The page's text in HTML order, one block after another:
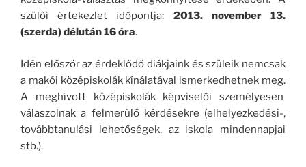
szülői értekezlet időpontja: 2013. november 13.
(szerda) délután 16 óra.
Idén először az érdeklődő diákjaink és szüleik nemcsak
a makói középiskolák kínálatával ismerkedhetnek meg.
A meghívott középiskolák képviselői személyesen
válaszolnak a felmerülő kérdésekre (elhelyezkedési-,
továbbtanulási lehetőségek, az iskola mindennapjai
stb.).